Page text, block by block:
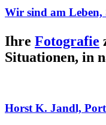
Wir sind am Leben,
Ihre Fotografie
Situationen, in
Horst K. Jandl,